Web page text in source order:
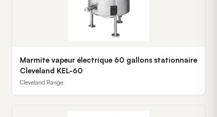
Marmite vapeur électrique 60 gallons stationnaire
Cleveland KEL-60
Cleveland Range